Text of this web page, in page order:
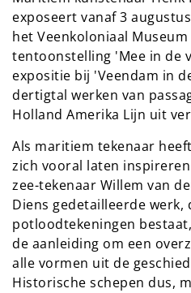
exposeert vanaf 3
het Veenkoloniaal
tentoonstelling 'Mee in de
expositie bij 'Veendam in
dertigtal werken van
Holland Amerika Lijn uit
Als maritiem tekenaar
zich vooral laten
zee-tekenaar Willem van
Diens gedetailleerde werk,
potloodtekeningen
de aanleiding om een
alle vormen uit de
Historische schepen dus,